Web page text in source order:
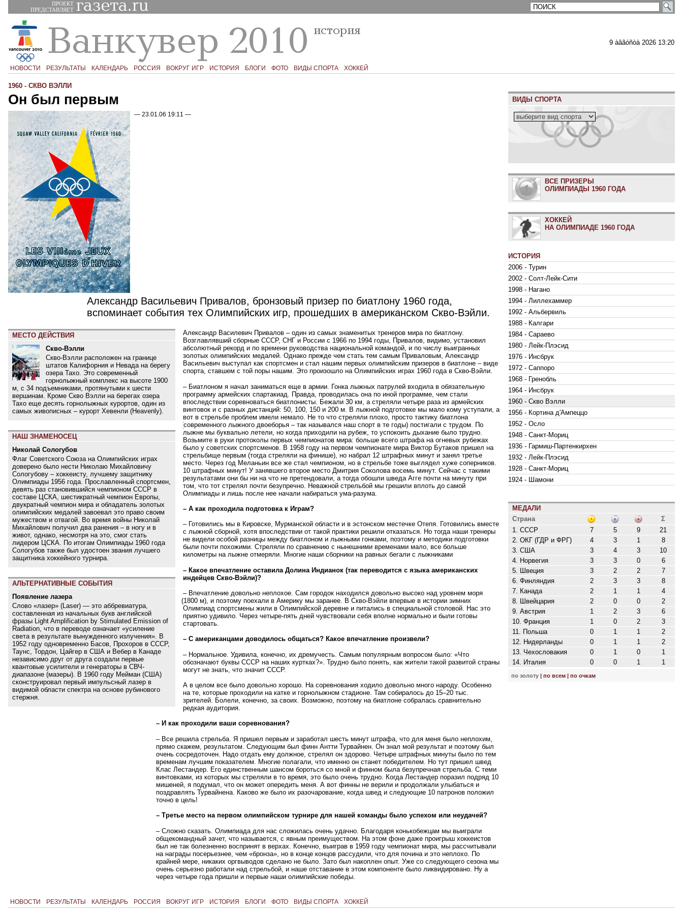
ПРОЕКТ
ПРЕДСТАВЛЯЕТ
9 àâãóñòà 2026 13:20
НОВОСТИ РЕЗУЛЬТАТЫ КАЛЕНДАРЬ РОССИЯ ВОКРУГ ИГР ИСТОРИЯ БЛОГИ ФОТО ВИДЫ СПОРТА ХОККЕЙ
1960 - СКВО ВЭЛЛИ
Он был первым
— 23.01.06 19:11 —
Александр Васильевич Привалов, бронзовый призер по биатлону 1960 года,
вспоминает события тех Олимпийских игр, прошедших в американском Скво-Вэйли.
МЕСТО ДЕЙСТВИЯ
Скво-Вэлли
Скво-Вэлли расположен на границе
штатов Калифорния и Невада на берегу
озера Тахо. Это современный
горнолыжный комплекс на высоте 1900
м, с 34 подъемниками, протянутыми к шести
вершинам. Кроме Скво Вэлли на берегах озера
Тахо еще десять горнолыжных курортов, один из
самых живописных – курорт Хевенли (Heavenly).
НАШ ЗНАМЕНОСЕЦ
Николай Сологубов
Флаг Советского Союза на Олимпийских играх
доверено было нести Николаю Михайловичу
Сологубову – хоккеисту, лучшему защитнику
Олимпиады 1956 года. Прославленный спортсмен,
девять раз становившийся чемпионом СССР в
составе ЦСКА, шестикратный чемпион Европы,
двукратный чемпион мира и обладатель золотых
олимпийских медалей завоевал это право своим
мужеством и отвагой. Во время войны Николай
Михайлович получил два ранения – в ногу и в
живот, однако, несмотря на это, смог стать
лидером ЦСКА. По итогам Олимпиады 1960 года
Сологубов также был удостоен звания лучшего
защитника хоккейного турнира.
АЛЬТЕРНАТИВНЫЕ СОБЫТИЯ
Появление лазера
Слово «лазер» (Laser) — это аббревиатура,
составленная из начальных букв английской
фразы Light Amplification by Stimulated Emission of
Radiation, что в переводе означает «усиление
света в результате вынужденного излучения». В
1952 году одновременно Басов, Прохоров в СССР,
Таунс, Тордон, Цайгер в США и Вебер в Канаде
независимо друг от друга создали первые
квантовые усилители и генераторы в СВЧ-
диапазоне (мазеры). В 1960 году Мейман (США)
сконструировал первый импульсный лазер в
видимой области спектра на основе рубинового
стержня.
Александр Василевич Привалов – один из самых знаменитых тренеров мира по биатлону.
Возглавлявший сборные СССР, СНГ и России с 1966 по 1994 годы, Привалов, видимо, установил
абсолютный рекорд и по времени руководства национальной командой, и по числу выигранных
золотых олимпийских медалей. Однако прежде чем стать тем самым Приваловым, Александр
Васильевич выступал как спортсмен и стал нашим первых олимпийским призеров в биатлоне – виде
спорта, ставшем с той поры нашим. Это произошло на Олимпийских играх 1960 года в Скво-Вэйли.
– Биатлоном я начал заниматься еще в армии. Гонка лыжных патрулей входила в обязательную
программу армейских спартакиад. Правда, проводилась она по иной программе, чем стали
впоследствии соревноваться биатлонисты. Бежали 30 км, а стреляли четыре раза из армейских
винтовок и с разных дистанций: 50, 100, 150 и 200 м. В лыжной подготовке мы мало кому уступали, а
вот в стрельбе проблем имели немало. Не то что стреляли плохо, просто тактику биатлона
(современного лыжного двоеборья – так назывался наш спорт в те годы) постигали с трудом. По
лыжне мы буквально летели, но когда приходили на рубеж, то успокоить дыхание было трудно.
Возьмите в руки протоколы первых чемпионатов мира: больше всего штрафа на огневых рубежах
было у советских спортсменов. В 1958 году на первом чемпионате мира Виктор Бутаков пришел на
стрельбище первым (тогда стреляли на финише), но набрал 12 штрафных минут и занял третье
место. Через год Меланьин все же стал чемпионом, но в стрельбе тоже выглядел хуже соперников.
10 штрафных минут! У занявшего второе место Дмитрия Соколова восемь минут. Сейчас с такими
результатами они бы ни на что не претендовали, а тогда обошли шведа Агге почти на минуту при
том, что тот стрелял почти безупречно. Неважной стрельбой мы грешили вплоть до самой
Олимпиады и лишь после нее начали набираться ума-разума.
– А как проходила подготовка к Играм?
– Готовились мы в Кировске, Мурманской области и в эстонском местечке Отепя. Готовились вместе
с лыжной сборной, хотя впоследствии от такой практики решили отказаться. Но тогда наши тренеры
не видели особой разницы между биатлоном и лыжными гонками, поэтому и методики подготовки
были почти похожими. Стреляли по сравнению с нынешними временами мало, все больше
километры на лыжне отмеряли. Многие наши сборники на равных бегали с лыжниками
– Какое впечатление оставила Долина Индианок (так переводится с языка американских
индейцев Скво-Вэйли)?
– Впечатление довольно неплохое. Сам городок находился довольно высоко над уровнем моря
(1800 м), и поэтому поехали в Америку мы заранее. В Скво-Вэйли впервые в истории зимних
Олимпиад спортсмены жили в Олимпийской деревне и питались в специальной столовой. Нас это
приятно удивило. Через четыре-пять дней чувствовали себя вполне нормально и были готовы
стартовать.
– С американцами доводилось общаться? Какое впечатление произвели?
– Нормальное. Удивила, конечно, их дремучесть. Самым популярным вопросом было: «Что
обозначают буквы СССР на наших куртках?». Трудно было понять, как жители такой развитой страны
могут не знать, что значит СССР.
А в целом все было довольно хорошо. На соревнования ходило довольно много народу. Особенно
на те, которые проходили на катке и горнолыжном стадионе. Там собиралось до 15–20 тыс.
зрителей. Болели, конечно, за своих. Возможно, поэтому на биатлоне собралась сравнительно
редкая аудитория.
– И как проходили ваши соревнования?
– Все решила стрельба. Я пришел первым и заработал шесть минут штрафа, что для меня было неплохим,
прямо скажем, результатом. Следующим был финн Антти Турвайнен. Он знал мой результат и поэтому был
очень сосредоточен. Надо отдать ему должное, стрелял он здорово. Четыре штрафных минуты было по тем
временам лучшим показателем. Многие полагали, что именно он станет победителем. Но тут пришел швед
Клас Лестандер. Его единственным шансом бороться со мной и финном была безупречная стрельба. С теми
винтовками, из которых мы стреляли в то время, это было очень трудно. Когда Лестандер поразил подряд 10
мишеней, я подумал, что он может опередить меня. А вот финны не верили и продолжали улыбаться и
поздравлять Турвайнена. Каково же было их разочарование, когда швед и следующие 10 патронов положил
точно в цель!
– Третье место на первом олимпийском турнире для нашей команды было успехом или неудачей?
– Сложно сказать. Олимпиада для нас сложилась очень удачно. Благодаря конькобежцам мы выиграли
общекомандный зачет, что называется, с явным преимуществом. На этом фоне даже проигрыш хоккеистов
был не так болезненно воспринят в верхах. Конечно, выиграв в 1959 году чемпионат мира, мы рассчитывали
на награды посерьезнее, чем «бронза», но в конце концов рассудили, что для почина и это неплохо. По
крайней мере, никаких оргвыводов сделано не было. Зато был накоплен опыт. Уже со следующего сезона мы
очень серьезно работали над стрельбой, и наше отставание в этом компоненте было ликвидировано. Ну а
через четыре года пришли и первые наши олимпийские победы.
ВИДЫ СПОРТА
ВСЕ ПРИЗЕРЫ
ОЛИМПИАДЫ 1960 ГОДА
ХОККЕЙ
НА ОЛИМПИАДЕ 1960 ГОДА
ИСТОРИЯ
2006 - Турин
2002 - Солт-Лейк-Сити
1998 - Нагано
1994 - Лиллехаммер
1992 - Альбервиль
1988 - Калгари
1984 - Сараево
1980 - Лейк-Плэсид
1976 - Инсбрук
1972 - Саппоро
1968 - Гренобль
1964 - Инсбрук
1960 - Скво Вэлли
1956 - Кортина д'Ампеццо
1952 - Осло
1948 - Санкт-Мориц
1936 - Гармиш-Партенкирхен
1932 - Лейк-Плэсид
1928 - Санкт-Мориц
1924 - Шамони
МЕДАЛИ
Страна
Σ
1. СССР
7 5 9
21
2. ОКГ (ГДР и ФРГ)
4 3 1
8
3. США
3 4 3
10
4. Нор­ве­гия
3 3 0
6
5. Шве­ция
3 2 2
7
6. Фин­лян­дия
2 3 3
8
7. Ка­на­да
2 1 1
4
8. Швей­ца­рия
2 0 0
2
9. Ав­стрия
1 2 3
6
10. Фран­ция
1 0 2
3
11. Поль­ша
0 1 1
2
12. Ни­дер­лан­ды
0 1 1
2
13. Че­хо­сло­ва­кия
0 1 0
1
14. Ита­лия
0 0 1 1
по золоту |по всем |по очкам
НОВОСТИ РЕЗУЛЬТАТЫ КАЛЕНДАРЬ РОССИЯ ВОКРУГ ИГР ИСТОРИЯ БЛОГИ ФОТО ВИДЫ СПОРТА ХОККЕЙ